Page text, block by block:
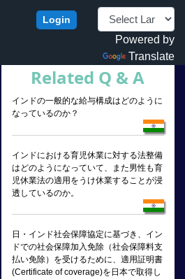
Login
Powered by
Translate
Related Q & A
インドの一般的な給与構成はどのように
なっているのか？
インドにおける育児休業に対する法整備
はどのようになっていて、また男性も育
児休業法の適用をうけ休業することが浸
透しているのか。
日・インド社会保障協定に基づき、イン
ドでの社会保障加入免除（社会保障料支
払い免除）を受けるために、適用証明書
(Certificate of coverage)を日本で取得し